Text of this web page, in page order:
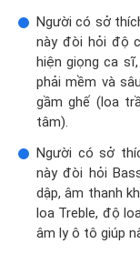
Người có sở
này đòi hỏi độ
hiện giọng ca
phải mềm và
gầm ghế (loa
tâm).
Người có sở
này đòi hỏi
dập, âm thanh
loa Treble, độ
âm ly ô tô giúp